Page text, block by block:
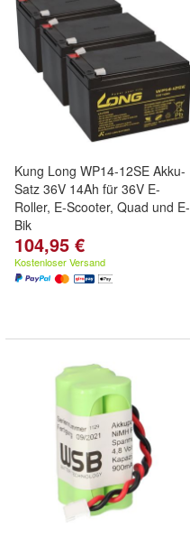
Kung Long WP14-12SE Akku-
Satz 36V 14Ah für 36V E-
Roller, E-Scooter, Quad und E-
Bik
104,95 €
Kostenloser Versand